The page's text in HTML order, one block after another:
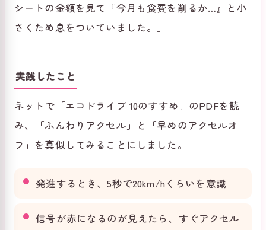
シートの金額を見て『今月も食費を削るか…』と小
さくため息をついていました。」
実践したこと
ネットで「エコドライブ 10のすすめ」のPDFを読
み、「ふんわりアクセル」と「早めのアクセルオ
フ」を真似してみることにしました。
発進するとき、5秒で20km/hくらいを意識
信号が赤になるのが見えたら、すぐアクセル